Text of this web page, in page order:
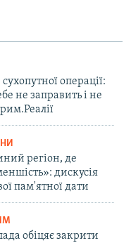
операції:
не заправить і не
регіон, де
дискусія
пам'ятної дати
обіцяє закрити